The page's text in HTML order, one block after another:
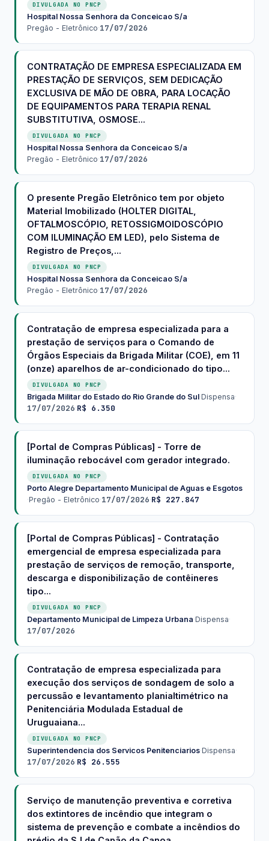
DIVULGADA NO PNCP
Hospital Nossa Senhora da Conceicao S/a·
Pregão - Eletrônico·17/07/2026
CONTRATAÇÃO DE EMPRESA ESPECIALIZADA EM
PRESTAÇÃO DE SERVIÇOS, SEM DEDICAÇÃO
EXCLUSIVA DE MÃO DE OBRA, PARA LOCAÇÃO
DE EQUIPAMENTOS PARA TERAPIA RENAL
SUBSTITUTIVA, OSMOSE...
DIVULGADA NO PNCP
Hospital Nossa Senhora da Conceicao S/a·
Pregão - Eletrônico·17/07/2026
O presente Pregão Eletrônico tem por objeto
Material Imobilizado (HOLTER DIGITAL,
OFTALMOSCÓPIO, RETOSSIGMOIDOSCÓPIO
COM ILUMINAÇÃO EM LED), pelo Sistema de
Registro de Preços,...
DIVULGADA NO PNCP
Hospital Nossa Senhora da Conceicao S/a·
Pregão - Eletrônico·17/07/2026
Contratação de empresa especializada para a
prestação de serviços para o Comando de
Órgãos Especiais da Brigada Militar (COE), em 11
(onze) aparelhos de ar-condicionado do tipo...
DIVULGADA NO PNCP
Brigada Militar do Estado do Rio Grande do Sul·Dispensa·
17/07/2026·R$ 6.350
[Portal de Compras Públicas] - Torre de
iluminação rebocável com gerador integrado.
DIVULGADA NO PNCP
Porto Alegre Departamento Municipal de Aguas e Esgotos
·Pregão - Eletrônico·17/07/2026·R$ 227.847
[Portal de Compras Públicas] - Contratação
emergencial de empresa especializada para
prestação de serviços de remoção, transporte,
descarga e disponibilização de contêineres
tipo...
DIVULGADA NO PNCP
Departamento Municipal de Limpeza Urbana·Dispensa·
17/07/2026
Contratação de empresa especializada para
execução dos serviços de sondagem de solo a
percussão e levantamento planialtimétrico na
Penitenciária Modulada Estadual de
Uruguaiana...
DIVULGADA NO PNCP
Superintendencia dos Servicos Penitenciarios·Dispensa·
17/07/2026·R$ 26.555
Serviço de manutenção preventiva e corretiva
dos extintores de incêndio que integram o
sistema de prevenção e combate a incêndios do